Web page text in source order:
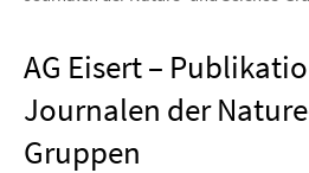
AG Eisert –
Journalen der
Gruppen